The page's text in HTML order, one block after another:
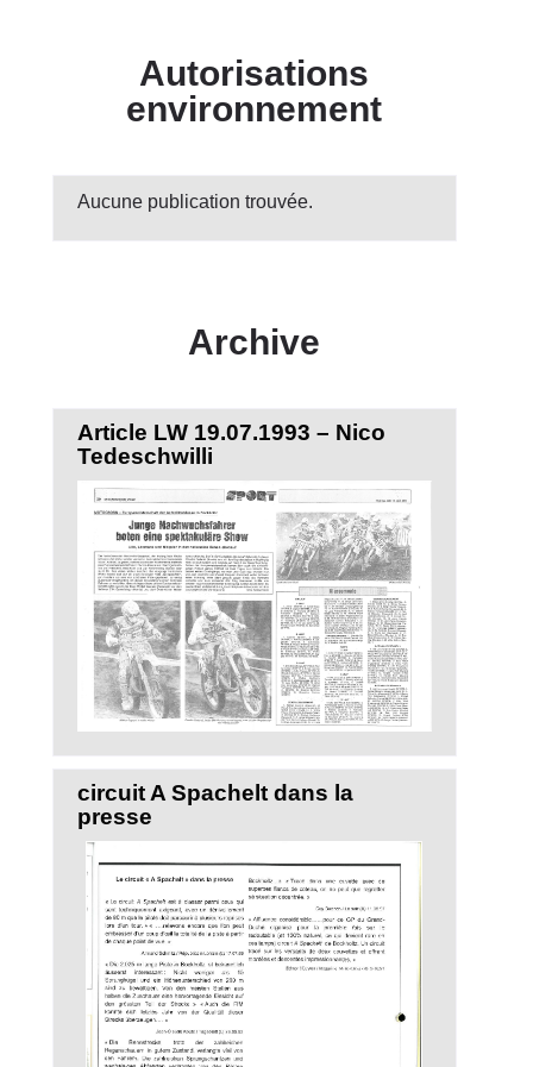
Autorisations
environnement
Aucune publication trouvée.
Archive
Article LW 19.07.1993 – Nico
Tedeschwilli
circuit A Spachelt dans la
presse